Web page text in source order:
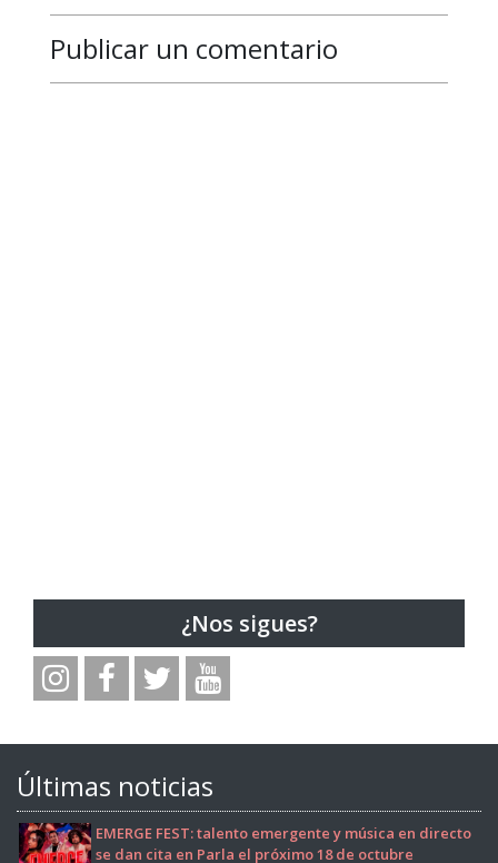
Publicar un comentario
¿Nos sigues?
Últimas noticias
EMERGE FEST: talento emergente y música en directo
se dan cita en Parla el próximo 18 de octubre